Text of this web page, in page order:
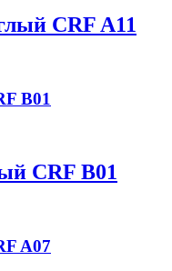
CRF A11
B01
CRF B01
A07